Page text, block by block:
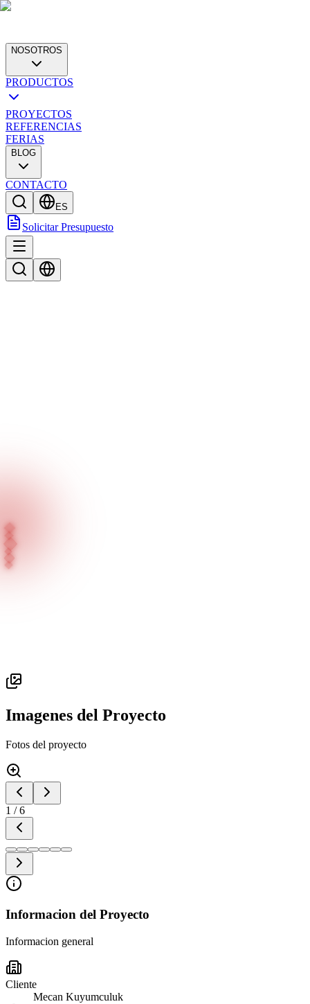
NOSOTROS
PRODUCTOS
PROYECTOS
REFERENCIAS
FERIAS
BLOG
CONTACTO
ES
Solicitar Presupuesto
Imagenes del Proyecto
Fotos del proyecto
1 /6
Informacion del Proyecto
Informacion general
Cliente
Mecan Kuyumculuk